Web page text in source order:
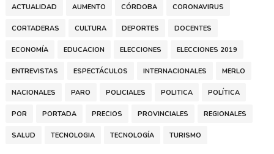
ACTUALIDAD AUMENTO CÓRDOBA CORONAVIRUS
CORTADERAS CULTURA DEPORTES DOCENTES
ECONOMÍA EDUCACION ELECCIONES ELECCIONES 2019
ENTREVISTAS ESPECTÁCULOS INTERNACIONALES MERLO
NACIONALES PARO POLICIALES POLITICA POLÍTICA
POR PORTADA PRECIOS PROVINCIALES REGIONALES
SALUD TECNOLOGIA TECNOLOGÍA TURISMO